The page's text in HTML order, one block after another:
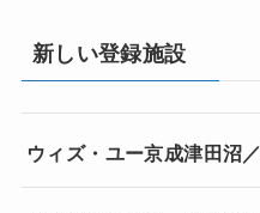
新しい登録施設
ウィズ・ユー京成津田沼